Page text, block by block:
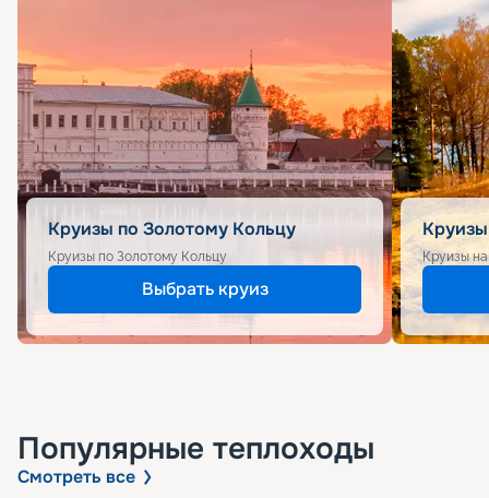
Круизы по Золотому Кольцу
Круизы по Золотому Кольцу
Выбрать круиз
Круизы
Популярные теплоходы
Смотреть все